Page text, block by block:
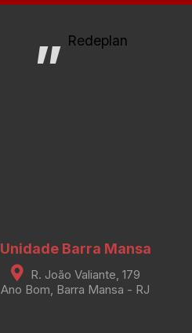
Redeplan
Unidade Barra Mansa
R. João Valiante, 179
Ano Bom, Barra Mansa - RJ